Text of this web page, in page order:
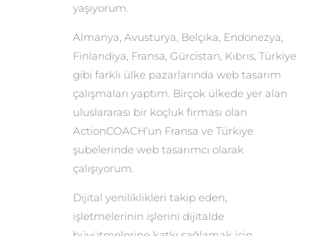
yaşıyorum.
Almanya, Avusturya, Belçika, Endonezya,
Finlandiya, Fransa, Gürcistan, Kıbrıs, Türkiye
gibi farklı ülke pazarlarında web tasarım
çalışmaları yaptım. Birçok ülkede yer alan
uluslararası bir koçluk firması olan
ActionCOACH’un Fransa ve Türkiye
şubelerinde web tasarımcı olarak
çalışıyorum.
Dijital yeniliklikleri takip eden,
işletmelerinin işlerini dijitalde